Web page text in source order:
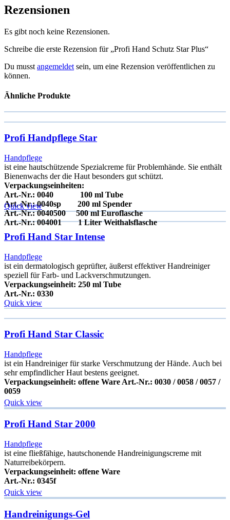
Rezensionen
Es gibt noch keine Rezensionen.
Schreibe die erste Rezension für „Profi Hand Schutz Star Plus“
Du musst angemeldet sein, um eine Rezension veröffentlichen zu
können.
Ähnliche Produkte
Profi Handpflege Star
Handpflege
ist eine hautschützende Spezialcreme für Problemhände. Sie enthält
Bienenwachs der die Haut besonders gut schützt.
Verpackungseinheiten:
Art.-Nr.: 0040 100 ml Tube
Art.-Nr.: 0040sp 200 ml Spender
Art.-Nr.: 0040500 500 ml Euroflasche
Art.-Nr.: 004001 1 Liter Weithalsflasche
Quick view
Profi Hand Star Intense
Handpflege
ist ein dermatologisch geprüfter, äußerst effektiver Handreiniger
speziell für Farb- und Lackverschmutzungen.
Verpackungseinheit: 250 ml Tube
Art.-Nr.: 0330
Quick view
Profi Hand Star Classic
Handpflege
ist ein Handreiniger für starke Verschmutzung der Hände. Auch bei
sehr empfindlicher Haut bestens geeignet.
Verpackungseinheit: offene Ware Art.-Nr.: 0030 / 0058 / 0057 /
0059
Quick view
Profi Hand Star 2000
Handpflege
ist eine fließfähige, hautschonende Handreinigungscreme mit
Naturreibekörpern.
Verpackungseinheit: offene Ware
Art.-Nr.: 0345f
Quick view
Handreinigungs-Gel